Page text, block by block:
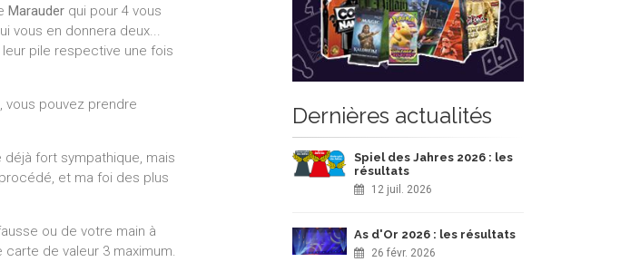
Marauder qui pour 4 vous
vous en donnera deux...
pile respective une fois
vous pouvez prendre
fort sympathique, mais
et ma foi des plus
ou de votre main à
de valeur 3 maximum.
Dernières actualités
Spiel des Jahres 2026 : les
résultats
12 juil. 2026
As d'Or 2026 : les résultats
26 févr. 2026